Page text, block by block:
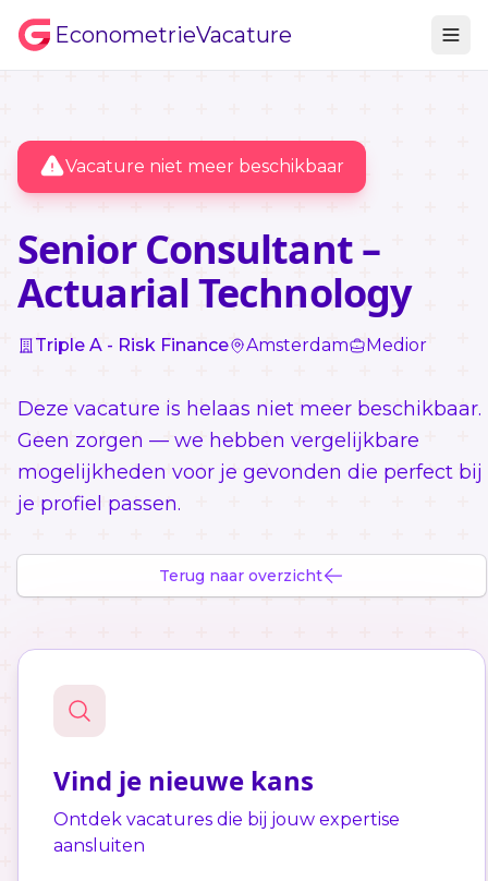
EconometrieVacature
Vacature niet meer beschikbaar
Senior Consultant –
Actuarial Technology
Triple A - Risk Finance Amsterdam Medior
Deze vacature is helaas niet meer beschikbaar.
Geen zorgen — we hebben vergelijkbare
mogelijkheden voor je gevonden die perfect bij
je profiel passen.
Terug naar overzicht
Vind je nieuwe kans
Ontdek vacatures die bij jouw expertise
aansluiten